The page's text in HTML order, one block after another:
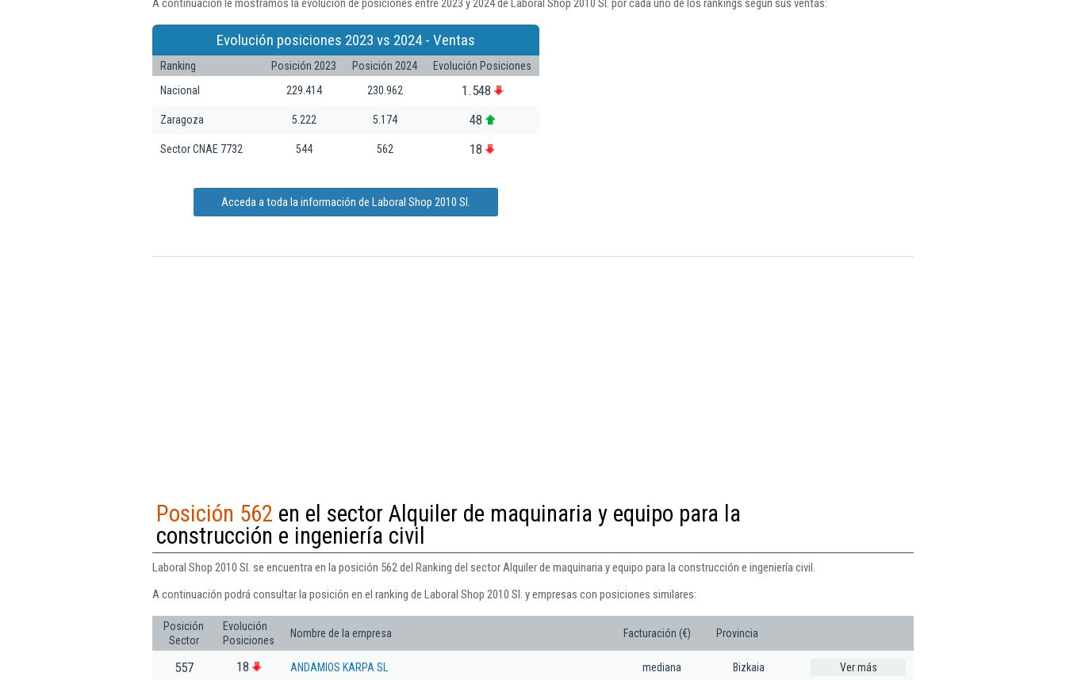
A continuación le mostramos la evolución de posiciones entre 2023 y 2024 de Laboral Shop 2010 Sl. por cada uno de los rankings según sus ventas:
Evolución posiciones 2023 vs 2024 - Ventas
Ranking Posición 2023 Posición 2024
Evolución Posiciones
Nacional
229.414 230.962 1.548
Zaragoza 5.222 5.174 48
Sector CNAE 7732 544 562 18
Acceda a toda la información de Laboral Shop 2010 Sl.
Posición 562 en el sector Alquiler de maquinaria y equipo para la
construcción e ingeniería civil
Laboral Shop 2010 Sl. se encuentra en la posición 562 del Ranking del sector Alquiler de maquinaria y equipo para la construcción e ingeniería civil.
A continuación podrá consultar la posición en el ranking de Laboral Shop 2010 Sl. y empresas con posiciones similares:
Posición
Sector
Evolución
Posiciones
Nombre de la empresa Facturación (€) Provincia
557 18 ANDAMIOS KARPA SL mediana Bizkaia Ver más